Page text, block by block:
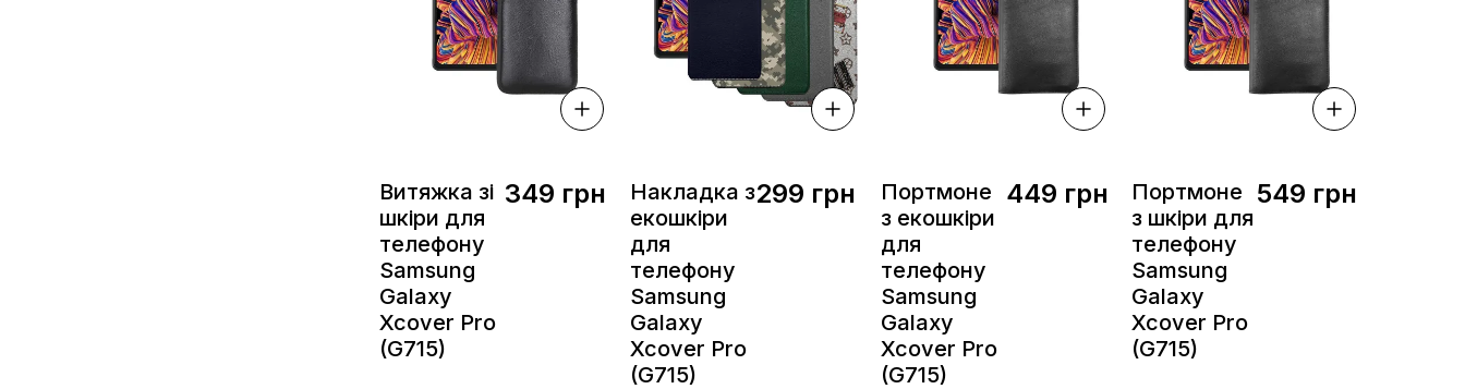
Витяжка зі
шкіри для
телефону
Samsung
Galaxy
Xcover Pro
(G715)
349 грн
Накладка з
екошкіри
для
телефону
Samsung
Galaxy
Xcover Pro
(G715)
299 грн
Портмоне
з екошкіри
для
телефону
Samsung
Galaxy
Xcover Pro
(G715)
449 грн
Портмоне
з шкіри для
телефону
Samsung
Galaxy
Xcover Pro
(G715)
549 грн